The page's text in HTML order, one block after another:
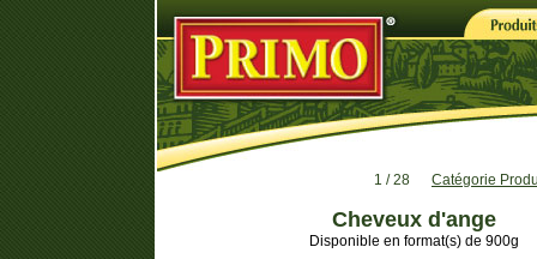
1 / 28 Catégorie
Cheveux d'ange
Disponible en format(s) de 900g